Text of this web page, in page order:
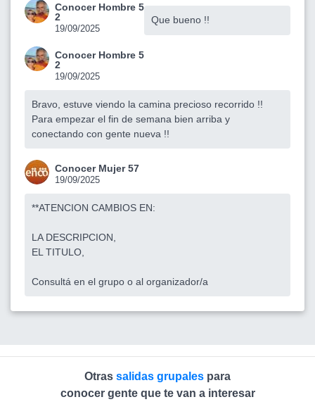
Conocer Hombre 5
2
19/09/2025
Que bueno !!
Conocer Hombre 5
2
19/09/2025
Bravo, estuve viendo la camina precioso recorrido !!
Para empezar el fin de semana bien arriba y
conectando con gente nueva !!
Conocer Mujer 57
19/09/2025
**ATENCION CAMBIOS EN:
LA DESCRIPCION,
EL TITULO,
Consultá en el grupo o al organizador/a
Otras salidas grupales para
conocer gente que te van a interesar